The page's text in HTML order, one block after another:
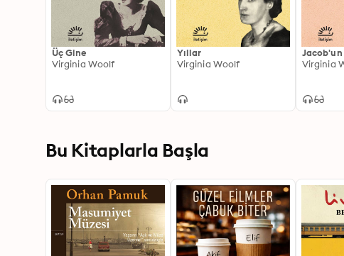
Üç Gine
Virginia Woolf
Yıllar
Virginia Woolf
Jacob'un
Virginia
Bu Kitaplarla Başla